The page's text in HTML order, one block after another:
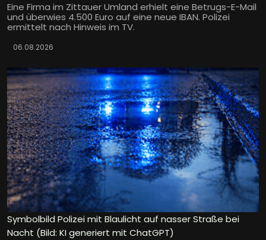
Eine Firma im Zittauer Umland erhielt eine Betrugs-E-Mail
und überwies 4.500 Euro auf eine neue IBAN. Polizei
ermittelt nach Hinweis im TV.
06.08.2026
Symbolbild Polizei mit Blaulicht auf nasser Straße bei
Nacht (Bild: KI generiert mit ChatGPT)